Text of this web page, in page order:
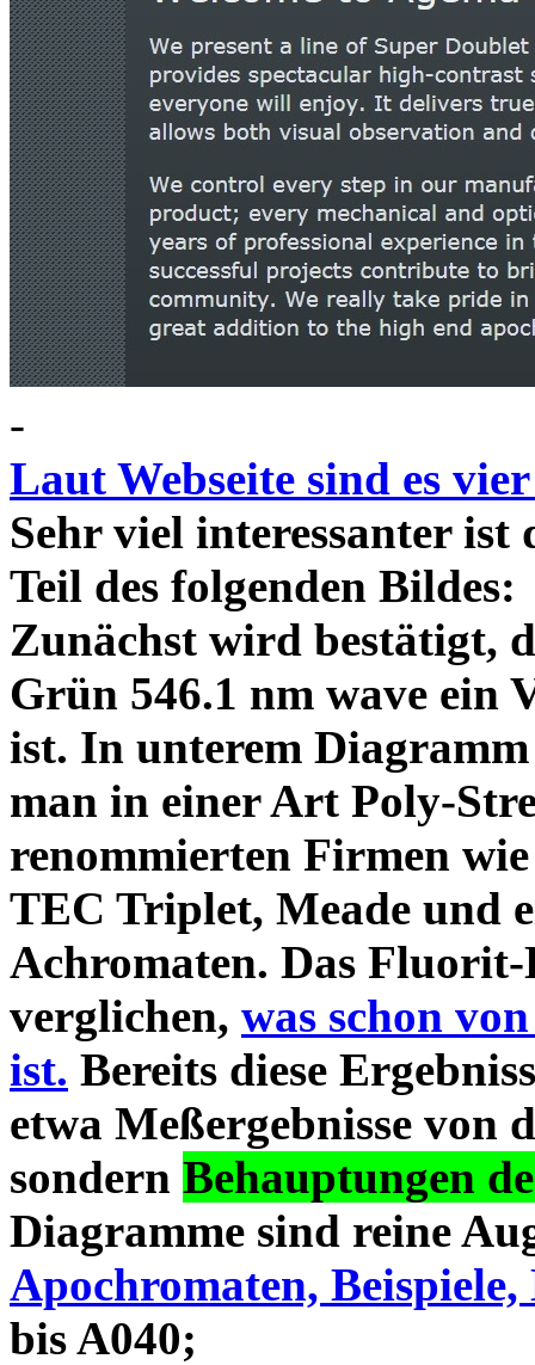
-
Laut Webseite sind es
Sehr viel interessanter
Teil des folgenden
Zunächst wird bestätigt,
Grün 546.1 nm wave ein
ist. In unterem
man in einer Art Poly-
renommierten Firmen
TEC Triplet, Meade und
Achromaten. Das
verglichen, was schon
ist. Bereits diese
etwa Meßergebnisse von
sondern Behauptungen
Diagramme sind reine
Apochromaten, Beispiele,
bis A040;